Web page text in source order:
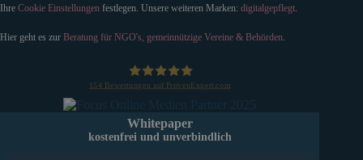
Ihre Cookie Einstellungen festlegen. Unsere weiteren Marken: digitalgepflegt
Hier geht es zur Beratung für NGO's, gemeinnützige Vereine & Behörden
154 Bewertungen auf ProvenExpert.com
Whitepaper
kostenfrei und unverbindlich